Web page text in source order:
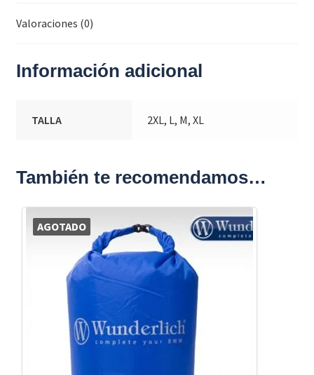
Valoraciones (0)
Información adicional
TALLA 2XL, L, M, XL
También te recomendamos…
AGOTADO